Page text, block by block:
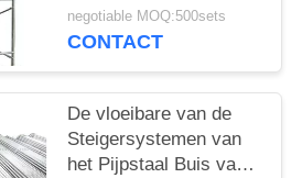
het Staalh Kader voor
Bouw
negotiable MOQ:500sets
CONTACT
De vloeibare van de
Steigersystemen van
het Pijpstaal Buis van